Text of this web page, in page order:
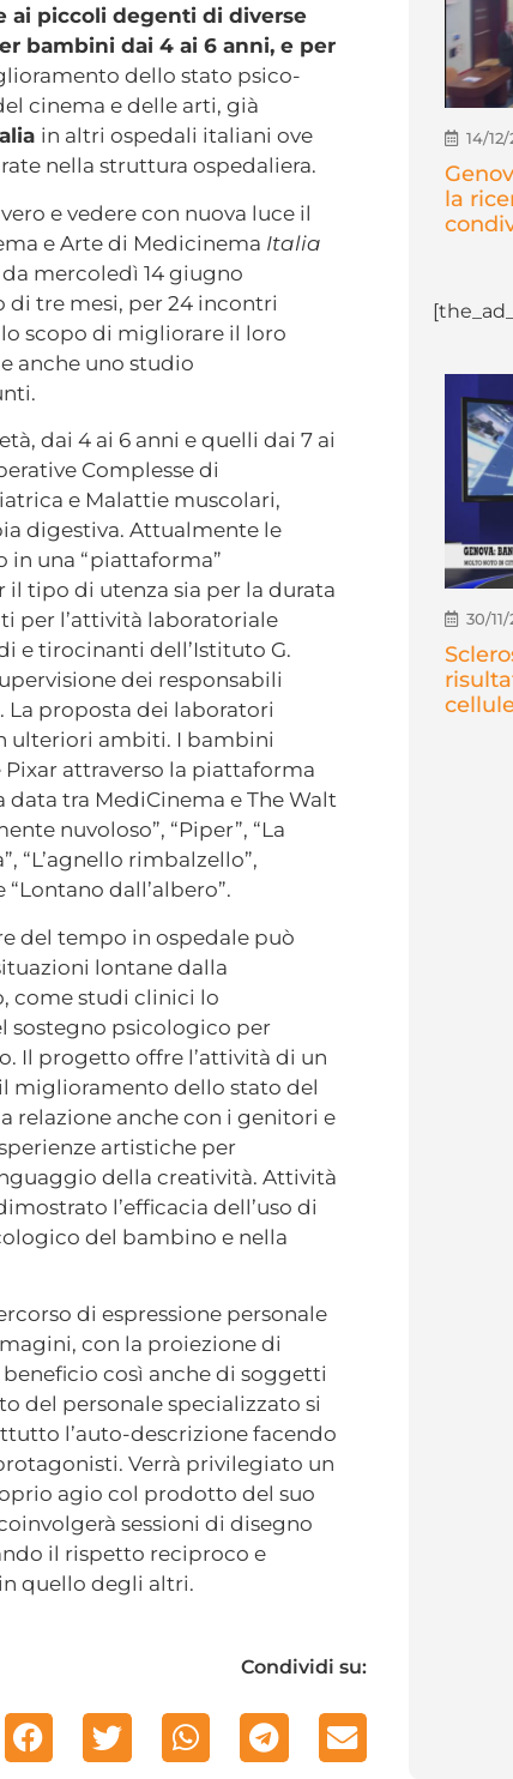
ai piccoli degenti di diverse
bambini dai 4 ai 6 anni, e per
dello stato psico-
cinema e delle arti, già
in altri ospedali italiani ove
nella struttura ospedaliera.
e vedere con nuova luce il
e Arte di Medicinema Italia
da mercoledì 14 giugno
di tre mesi, per 24 incontri
scopo di migliorare il loro
anche uno studio
dai 4 ai 6 anni e quelli dai 7 ai
Complesse di
e Malattie muscolari,
digestiva. Attualmente le
in una “piattaforma”
tipo di utenza sia per la durata
per l’attività laboratoriale
e tirocinanti dell’Istituto G.
dei responsabili
La proposta dei laboratori
ulteriori ambiti. I bambini
attraverso la piattaforma
data tra MediCinema e The Walt
nuvoloso”, “Piper”, “La
“L’agnello rimbalzello”,
“Lontano dall’albero”.
del tempo in ospedale può
lontane dalla
come studi clinici lo
sostegno psicologico per
Il progetto offre l’attività di un
miglioramento dello stato del
relazione anche con i genitori e
artistiche per
della creatività. Attività
l’efficacia dell’uso di
del bambino e nella
di espressione personale
con la proiezione di
così anche di soggetti
del personale specializzato si
l’auto-descrizione facendo
Verrà privilegiato un
agio col prodotto del suo
sessioni di disegno
il rispetto reciproco e
quello degli altri.
Condividi su:
14/
la
30/